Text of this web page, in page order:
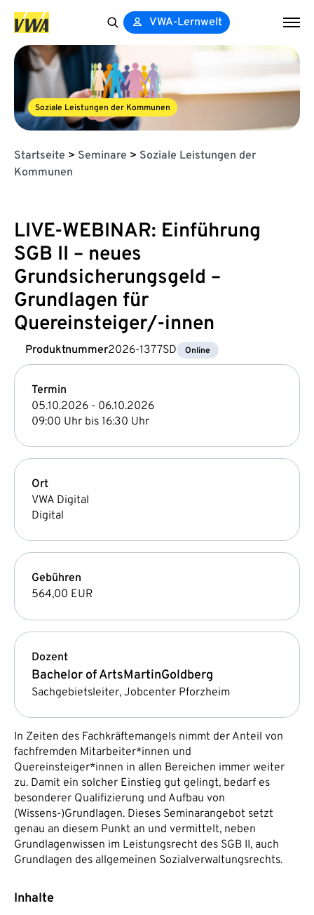
for:
VWA-Lernwelt
Soziale Leistungen der Kommunen
Startseite > Seminare > Soziale Leistungen der
Kommunen
LIVE-WEBINAR: Einführung
SGB II – neues
Grundsicherungsgeld –
Grundlagen für
Quereinsteiger/-innen
Produktnummer2026-1377SD Online
Termin
05.10.2026 - 06.10.2026
09:00 Uhr bis 16:30 Uhr
Ort
VWA Digital
Digital
Gebühren
564,00 EUR
Dozent
Bachelor of ArtsMartinGoldberg
Sachgebietsleiter, Jobcenter Pforzheim
In Zeiten des Fachkräftemangels nimmt der Anteil von
fachfremden Mitarbeiter*innen und
Quereinsteiger*innen in allen Bereichen immer weiter
zu. Damit ein solcher Einstieg gut gelingt, bedarf es
besonderer Qualifizierung und Aufbau von
(Wissens-)Grundlagen. Dieses Seminarangebot setzt
genau an diesem Punkt an und vermittelt, neben
Grundlagenwissen im Leistungsrecht des SGB II, auch
Grundlagen des allgemeinen Sozialverwaltungsrechts.
Inhalte